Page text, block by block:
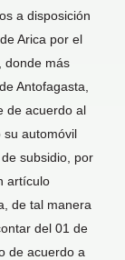
a disposición
Arica por el
donde más
Antofagasta,
de acuerdo al
automóvil
subsidio, por
artículo
de tal manera
del 01 de
de acuerdo a